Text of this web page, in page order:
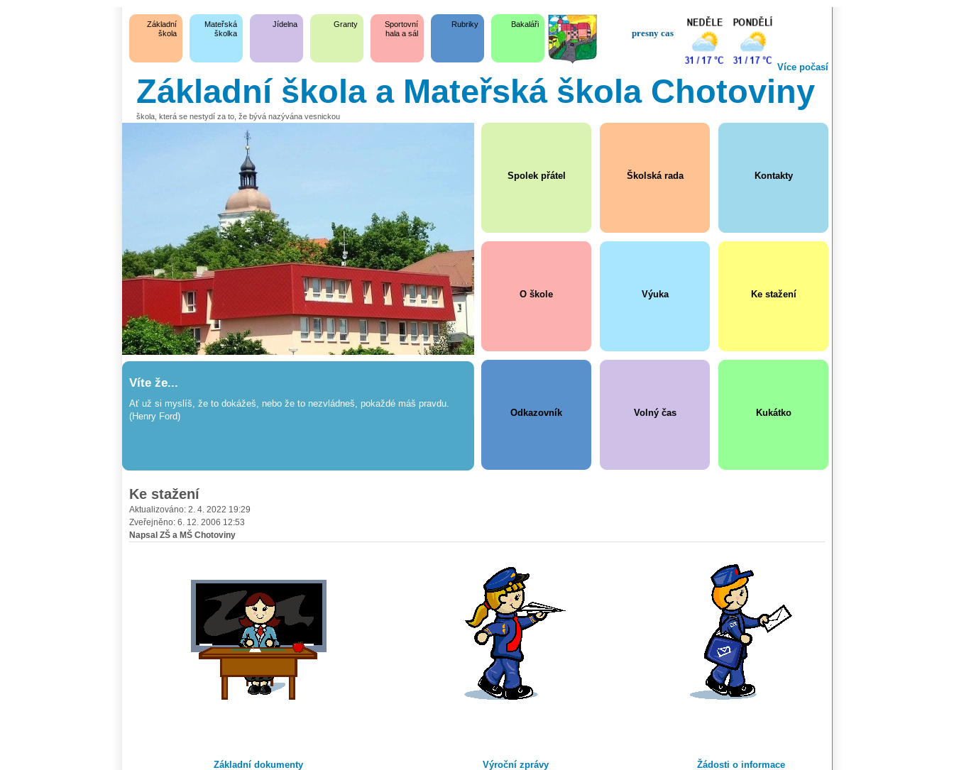
Základní
škola
Mateřská
školka
Jídelna Granty
Sportovní
hala a sál
Rubriky Bakaláři
Více počasí
presny cas
Základní škola a Mateřská škola Chotoviny
škola, která se nestydí za to, že bývá nazývána vesnickou
Víte že...
Ať už si myslíš, že to dokážeš, nebo že to nezvládneš, pokaždé máš pravdu.
(Henry Ford)
Spolek přátel Školská rada Kontakty
O škole Výuka Ke stažení
Odkazovník Volný čas Kukátko
Ke stažení
Aktualizováno: 2. 4. 2022 19:29
Zveřejněno: 6. 12. 2006 12:53
Napsal ZŠ a MŠ Chotoviny
Základní dokumenty Výroční zprávy Žádosti o informace